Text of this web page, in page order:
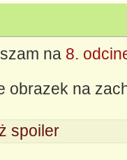
na 8.
obrazek na
spoiler